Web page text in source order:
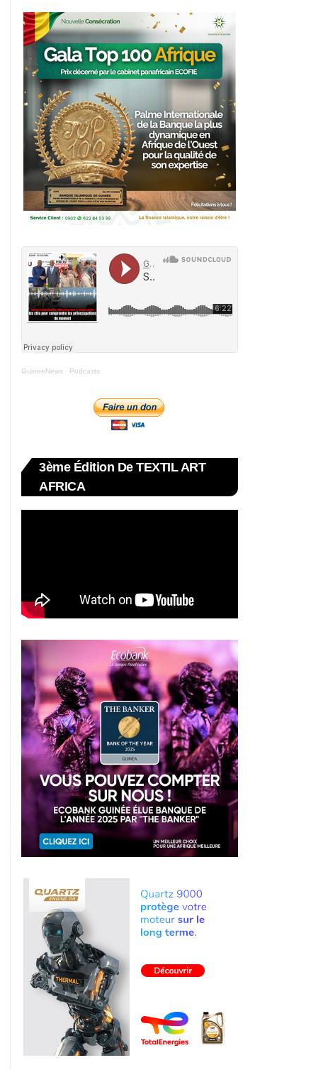
GuineeNews · Podcasts
3ème Édition De TEXTIL ART
AFRICA